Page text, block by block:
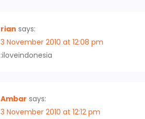
rian says:
3 November 2010 at 12:08 pm
:iloveindonesia
Ambar says:
3 November 2010 at 12:12 pm